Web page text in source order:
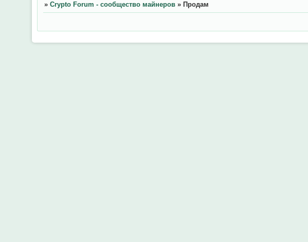
» Crypto Forum - сообщество майнеров » Продам